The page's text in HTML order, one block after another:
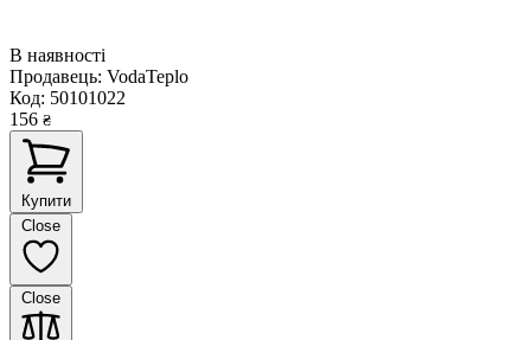
В наявності
Продавець: VodaTeplo
Код: 50101022
156 ₴
Купити
Close
Close